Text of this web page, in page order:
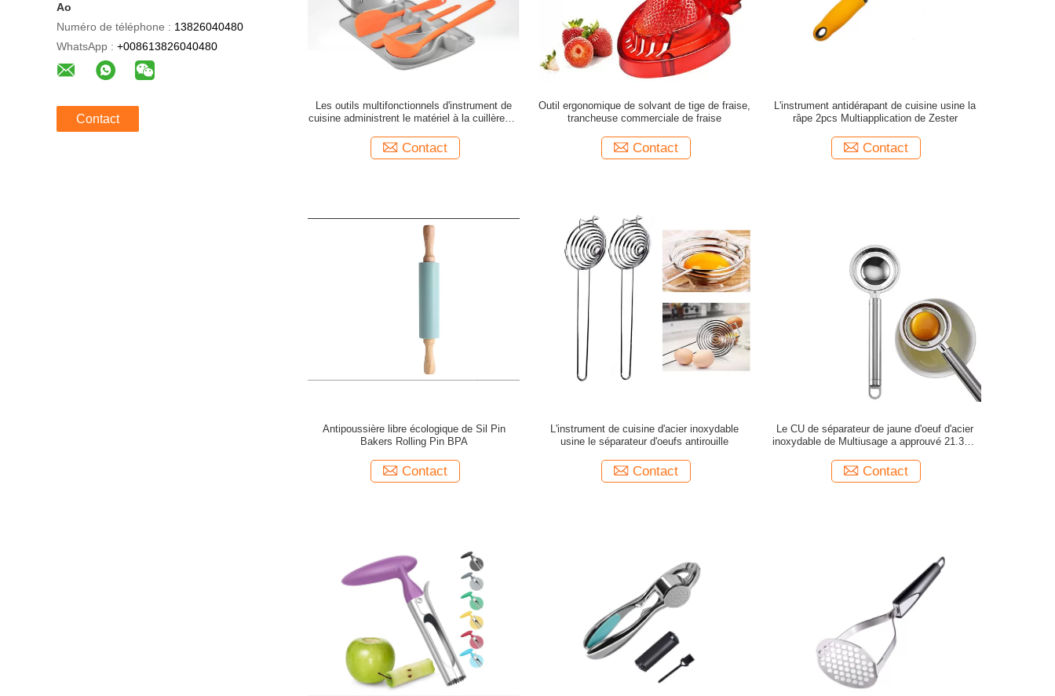
Ao
Numéro de téléphone : 13826040480
WhatsApp : +008613826040480
Contact
Les outils multifonctionnels d'instrument de
cuisine administrent le matériel à la cuillère de
Contact
Outil ergonomique de solvant de tige de fraise,
trancheuse commerciale de fraise
Contact
L'instrument antidérapant de cuisine usine la
râpe 2pcs Multiapplication de Zester
Contact
Antipoussière libre écologique de Sil Pin
Bakers Rolling Pin BPA
Contact
L'instrument de cuisine d'acier inoxydable
usine le séparateur d'oeufs antirouille
Contact
Le CU de séparateur de jaune d'oeuf d'acier
inoxydable de Multiusage a approuvé 21.3cm
Contact